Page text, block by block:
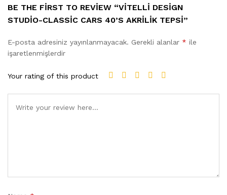
BE THE FIRST TO REVIEW “VITELLI DESIGN
STUDIO-CLASSIC CARS 40’S AKRILIK TEPSI”
E-posta adresiniz yayınlanmayacak. Gerekli alanlar * ile
işaretlenmişlerdir
Your rating of this product